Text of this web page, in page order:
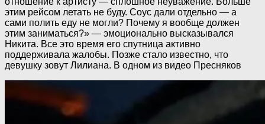
этим рейсом летать не буду. Соус дали отдельно — а
сами полить еду не могли? Почему я вообще должен
этим заниматься?» — эмоционально высказывался
Никита. Все это время его спутница активно
поддерживала жалобы. Позже стало известно, что
девушку зовут Лилиана. В одном из видео Пресняков